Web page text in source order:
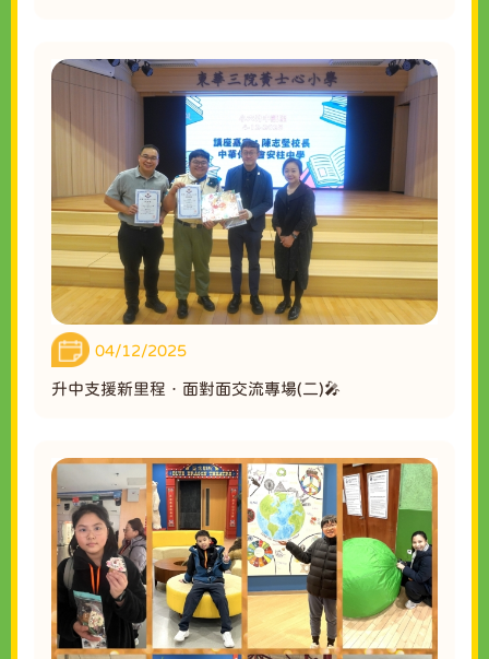
04/12/2025
升中支援新里程．面對面交流專場(二)🎤